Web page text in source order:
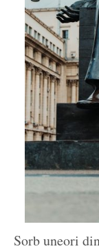
Sorb uneori